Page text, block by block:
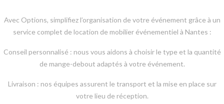
Avec Options, simplifiez l’organisation de votre événement grâce à un
service complet de location de mobilier événementiel à Nantes :
Conseil personnalisé : nous vous aidons à choisir le type et la quantité
de mange-debout adaptés à votre événement.
Livraison : nos équipes assurent le transport et la mise en place sur
votre lieu de réception.